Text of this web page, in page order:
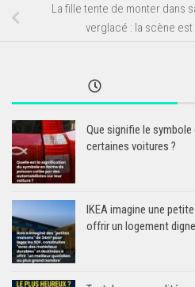
La fille tente de monter dans
verglacé : la scène
Que signifie le
certaines voitures ?
IKEA imagine une
offrir un logement